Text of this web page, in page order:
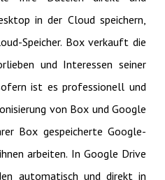
in der Cloud speichern,
Speicher. Box verkauft die
und Interessen seiner
ist es professionell und
von Box und Google
Box gespeicherte Google-
arbeiten. In Google Drive
automatisch und direkt in